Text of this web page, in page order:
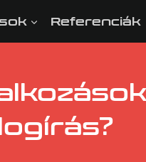
Referenciák